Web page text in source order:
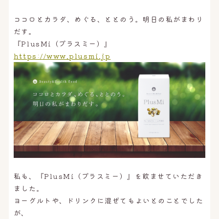
ココロとカラダ、めぐる、ととのう。明日の私がまわり
だす。
『PlusMi（プラスミー）』
https://www.plusmi.jp
私も、『PlusMi（プラスミー）』を飲ませていただき
ました。
ヨーグルトや、ドリンクに混ぜてもよいとのことでした
が、